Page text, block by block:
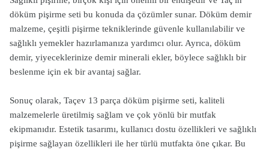
döküm pişirme seti bu konuda da çözümler sunar. Döküm demir
malzeme, çeşitli pişirme tekniklerinde güvenle kullanılabilir ve
sağlıklı yemekler hazırlamanıza yardımcı olur. Ayrıca, döküm
demir, yiyeceklerinize demir minerali ekler, böylece sağlıklı bir
beslenme için ek bir avantaj sağlar.
Sonuç olarak, Taçev 13 parça döküm pişirme seti, kaliteli
malzemelerle üretilmiş sağlam ve çok yönlü bir mutfak
ekipmanıdır. Estetik tasarımı, kullanıcı dostu özellikleri ve sağlıklı
pişirme sağlayan özellikleri ile her türlü mutfakta öne çıkar. Bu